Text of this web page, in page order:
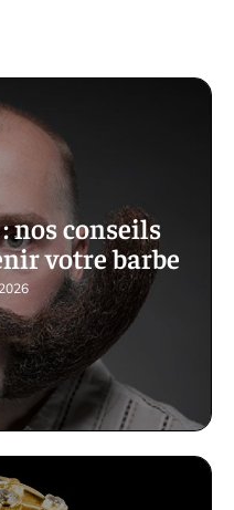
nos conseils
votre barbe